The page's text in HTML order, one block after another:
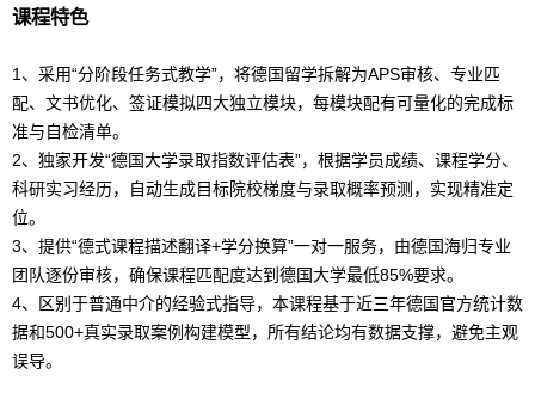
课程特色
1、采用“分阶段任务式教学”，将德国留学拆解为APS审核、专业匹
配、文书优化、签证模拟四大独立模块，每模块配有可量化的完成标
准与自检清单。
2、独家开发“德国大学录取指数评估表”，根据学员成绩、课程学分、
科研实习经历，自动生成目标院校梯度与录取概率预测，实现精准定
位。
3、提供“德式课程描述翻译+学分换算”一对一服务，由德国海归专业
团队逐份审核，确保课程匹配度达到德国大学最低85%要求。
4、区别于普通中介的经验式指导，本课程基于近三年德国官方统计数
据和500+真实录取案例构建模型，所有结论均有数据支撑，避免主观
误导。